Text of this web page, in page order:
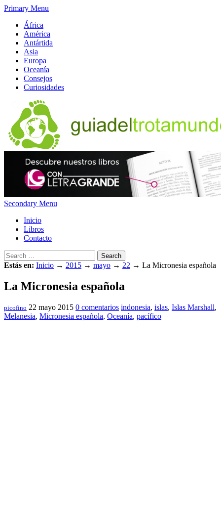
Primary Menu
África
América
Antártida
Asia
Europa
Oceanía
Consejos
Curiosidades
Secondary Menu
Inicio
Libros
Contacto
Search
Estás en: Inicio → 2015 → mayo → 22 → La Micronesia española
La Micronesia española
picofino 22 mayo 2015 0 comentarios indonesia, islas, Islas Marshall,
Melanesia, Micronesia española, Oceanía, pacífico